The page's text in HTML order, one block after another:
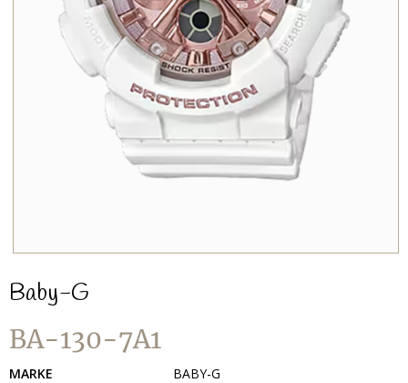
Baby-G
BA-130-7A1
MARKE
BABY-G